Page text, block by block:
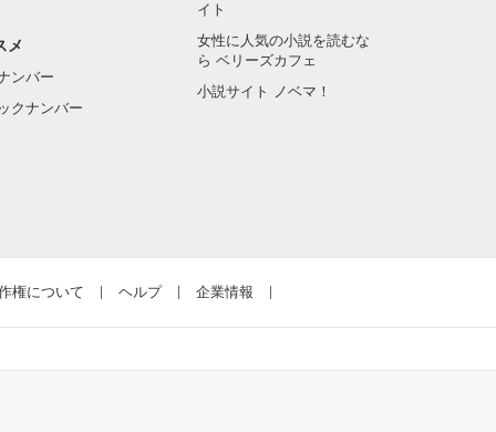
メ
ンバー
クナンバー
イト
女性に人気の小説を読むな
ら ベリーズカフェ
小説サイト ノベマ！
権について ヘルプ 企業情報